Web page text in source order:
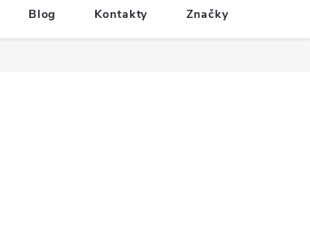
Blog Kontakty Značky